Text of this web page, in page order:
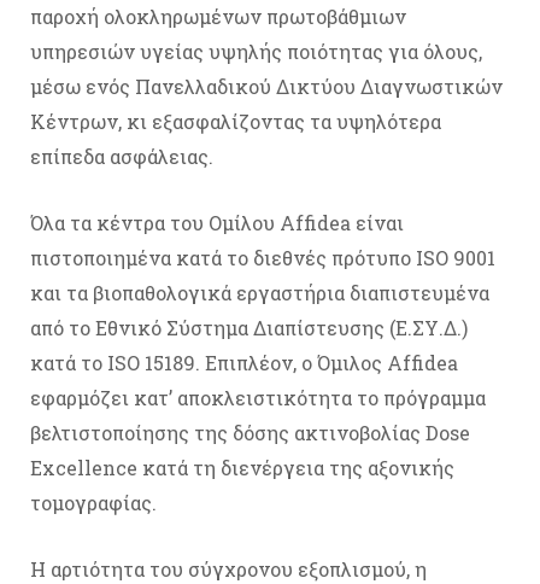
παροχή ολοκληρωμένων πρωτοβάθμιων
υπηρεσιών υγείας υψηλής ποιότητας για όλους,
μέσω ενός Πανελλαδικού Δικτύου Διαγνωστικών
Κέντρων, κι εξασφαλίζοντας τα υψηλότερα
επίπεδα ασφάλειας.
Όλα τα κέντρα του Ομίλου Affidea είναι
πιστοποιημένα κατά το διεθνές πρότυπο ISO 9001
και τα βιοπαθολογικά εργαστήρια διαπιστευμένα
από το Εθνικό Σύστημα Διαπίστευσης (Ε.ΣΥ.Δ.)
κατά το ISO 15189. Επιπλέον, ο Όμιλος Affidea
εφαρμόζει κατ’ αποκλειστικότητα το πρόγραμμα
βελτιστοποίησης της δόσης ακτινοβολίας Dose
Excellence κατά τη διενέργεια της αξονικής
τομογραφίας.
Η αρτιότητα του σύγχρονου εξοπλισμού, η